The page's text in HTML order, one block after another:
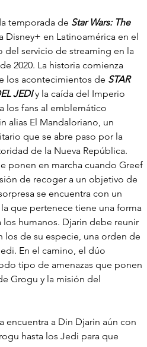
temporada de Star Wars: The
Disney+ en Latinoamérica en el
del servicio de streaming en la
2020. La historia comienza
los acontecimientos de STAR
JEDI y la caída del Imperio
los fans al emblemático
alias El Mandaloriano, un
que se abre paso por la
de la Nueva República.
ponen en marcha cuando Greef
de recoger a un objetivo de
se encuentra con un
la que pertenece tiene una forma
los humanos. Djarin debe reunir
los de su especie, una orden de
En el camino, el dúo
tipo de amenazas que ponen
Grogu y la misión del
encuentra a Din Djarin aún con
hasta los Jedi para que